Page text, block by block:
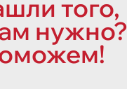
того,
нужно?